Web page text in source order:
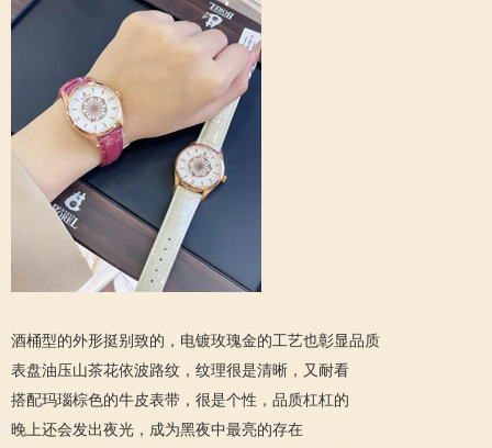
酒桶型的外形挺别致的，电镀玫瑰金的工艺也彰显品质
表盘油压山茶花依波路纹，纹理很是清晰，又耐看
搭配玛瑙棕色的牛皮表带，很是个性，品质杠杠的
晚上还会发出夜光，成为黑夜中最亮的存在